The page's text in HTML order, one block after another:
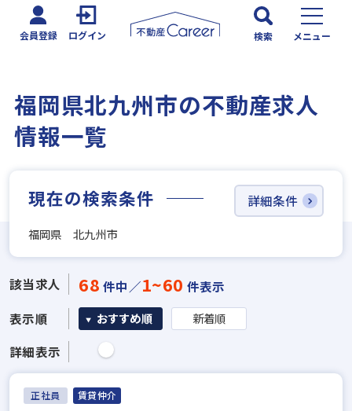
会員登録 ログイン 検索 メニュー
福岡県北九州市の不動産求人
情報一覧
現在の検索条件
福岡県 北九州市
詳細条件
該当求人 68 件中／1~60 件表示
表示順
おすすめ順 新着順
詳細表示
正社員 賃貸仲介